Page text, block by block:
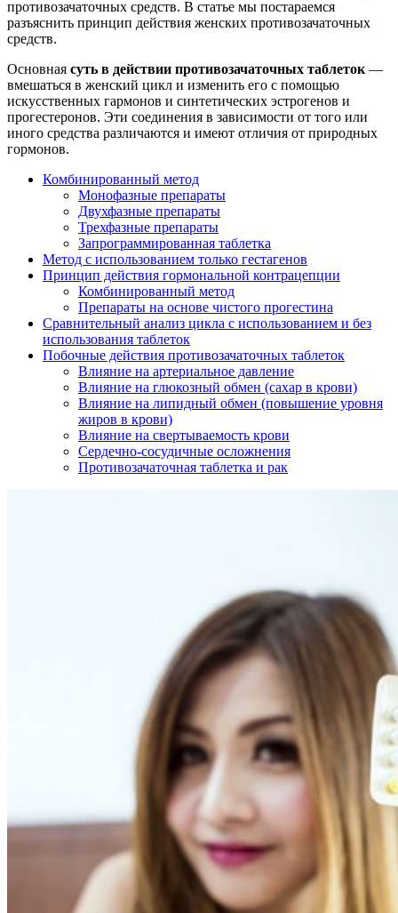
противозачаточных средств. В статье мы постараемся
разъяснить принцип действия женских противозачаточных
средств.
Основная суть в действии противозачаточных таблеток —
вмешаться в женский цикл и изменить его с помощью
искусственных гармонов и синтетических эстрогенов и
прогестеронов. Эти соединения в зависимости от того или
иного средства различаются и имеют отличия от природных
гормонов.
Комбинированный метод
Монофазные препараты
Двухфазные препараты
Трехфазные препараты
Запрограммированная таблетка
Метод с использованием только гестагенов
Принцип действия гормональной контрацепции
Комбинированный метод
Препараты на основе чистого прогестина
Сравнительный анализ цикла с использованием и без
использования таблеток
Побочные действия противозачаточных таблеток
Влияние на артериальное давление
Влияние на глюкозный обмен (сахар в крови)
Влияние на липидный обмен (повышение уровня
жиров в крови)
Влияние на свертываемость крови
Сердечно-сосудичные осложнения
Противозачаточная таблетка и рак